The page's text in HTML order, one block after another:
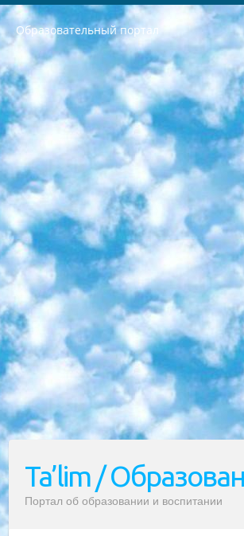
Образовательный портал
РЕСПУБЛИКА УЗБЕКИСТАН МИНИСТРЕРСТВО ДОШКОЛЬНОГО И ШКОЛЬНОГО ОБРАЗОВАНИЯ КОМАНДА в общеобразовательных учреждениях в 2023-2024 учебном году организация и проведение итоговой государственной аттестации обучающихся о Министра дошкольного и школьного образования Республики Узбекистан от 4 марта 2008 года (постановлением Минюста от 20 марта 2008 года № 1778 государственной регистрации) «Итоговое состояние учащихся общего среднего образования на основании положения об утверждении положения об аттестации общего среднего образования выпускной экзамен студентов в образовательных учреждениях в 2023-2024 учебном году В целях организации и прохождения аттестации приказываю: 1. Следующее: перечень предметов, по которым будет проводиться итоговая государственная аттестация и экзамен формы перевода согласно приложению 1; сертификаты международного образца, оценивающие уровень владения иностранными языками перечень согласно приложению 2; 2. Педагогический при специализированных образовательных учреждениях. научно-практический центр квалификации и международной оценки (Д.Давидова) 2024 г. До 25 марта: задания по предметам, по которым будет проводиться итоговая аттестация разработка и утверждение технических условий; итоговая аттестация на основании разработанного предметного задания разработка вопросов по предметам (устно и письменно), экзамен передача; общеобразовательные средние школы и специальные учебные заведения учащиеся выпускных классов школ и интернатов в агентской системе подготовка базы данных экзаменационных материалов и критериев оценки; перевод базы экзаменационных материалов на все языки обучения подать в Республиканский образовательный центр для изготовления; варианты экзаменов на основе разработанных контрольных материалов пусть будут поставлены задачи формирования. 3. Республиканский образовательный центр (Ш.Худайкулов) до 5 апреля 2024 года. до: база данных предоставленных экзаменационных материалов на все языки обучения перевод и экспертиза; для слепых, слабовидящих, глухих, слабослышащих и умственно отсталых детей учащиеся выпускных классов специализированных школ и школ-интернатов база данных экзаменационных материалов на всех преподаваемых языках подготовка критериев оценки; специализированные школы для умственно отсталых детей и технологии для учащихся выпускных классов школ-интернатов разработка соответствующих рекомендаций и критериев проведения ЕГЭ по естествознанию давать задания. 4. Педагогический при специализированных образовательных учреждениях. Научно-практический центр навыков и международной оценки (Д.Давидова), Республика образовательный центр (Худайкулов Ш.) итоговый государственный аттестационный экзамен ориентирован на творческое и логическое мышление при подготовке базы материалов учитывать введение заданий. 5. Следует отметить, что: сертификат государственного образца о знании общеобразовательного предмета и как минимум национальный уровень B1 по предметам на иностранных языках, указанным в Приложении 2. или международно признанный сертификат эквивалентного уровня студенты, изучающие определенный предмет, освобождаются от экзамена; по соответствующим предметам запланирована итоговая государственная аттестация за день до дня, путем жеребьевки Рабочей группой (в письменной форме по предметам, проводимым в форме) из числа сформированных вариантов выбрано 2 варианта; 2 выбранных варианта экзамена анонсированы на официальном сайте министерства и все выпускники по всей стране на основе этих вариантов проводит итоговую государственную аттестацию. 6. Государственное образование учащихся средних общеобразовательных учреждений. знания в соответствии с квалификационными требованиями, которые необходимо приобрести на основании стандартов итоговый (выпускной) контроль для 9 и 11 классов в целях тестирования Экзамены (далее – экзамены) состоят из предметов, перечисленных в приложении 1. будет сделано. 7. Экзамены пройдут с 26 мая по 15 июня 2024 г. (кроме науки физического воспитания). 8. Физическая для учащихся 9 классов общесредних образовательных учреждений. Экзамены по предмету «Образование, квалификация медицина» 1-6 мая 2024 года. сотрудники перевести под присмотр (с отклонениями в физическом или умственном развитии) специализированная школа для детей, школы-интернаты и со сколиозом школы-интернаты санаторного типа для больных детей исключены). 9. Он был слепым, слабовидящим и имел нарушения опорно-двигательного аппарата. экзамены в специализированных школах и интернатах для детей должны проводиться исходя из требований, предъявляемых к общеобразовательным учреждениям (физкультура кроме науки). 10. Специализированная школа для глухих и слабослышащих детей. и экзамены в интернатах и быть реализован в виде письменного теста по математике. 11. Специальность для умственно отсталых детей. Для 9 класса Родной язык и литературное письмо Государственный язык (язык обучения – узбекский). для неклассов) написано Математическое письмо Письменная/устная история Узбекистана Физическое воспитание практично Итоговый контроль Для 11 класса Написание родного языка и литературы (эссе) Математическое письмо Узбекский язык (обучение на узбекском языке) не посещающее общее среднее образование для учреждений)/Образовательное учреждение выбор письменный и устный Иностранный язык письменный/устный Письменная/устная история Узбекистана *По выбору студента:  Химия  Физика  Основы государственного права  География 10 бесплатных образовательных ресурсов - Мы составили подборку онлайн-проектов с интерактивными упражнениями, видеолекциями и статьями. Они помогут вам обрести новые и освежить старые знания бесплатно. 1. «ИНТУИТ» Старейшая образовательная площадка Рунета. Здесь вы найдёте сотни текстовых и видеокурсов на десятки различных тем — от программирования до психологии. Многие курсы подготовлены российскими университетами и крупными международными компаниями вроде Intel и Microsoft. Самостоятельное обучение бесплатное, но желающие могут оплатить услуги персональных наставников. 2. «Смартия» знакомит с актуальными профессиями и подсказывает, как им обучаться. Выбрав заинтересовавшую вас специальность — SMM-специалист, фотограф, веб-дизайнер или другую, — увидите список необходимых для неё умений. Чтобы вы могли освоить их самостоятельно, для каждого умения площадка отображает подборку ссылок на учебные материалы. Хотя «Смартия» ориентируется на русскоязычную аудиторию, часть контента всё же доступна только на английском. 3. «Лекторий Физтеха» Проект Московского физико-технического института (Физтеха). С его помощью вы можете смотреть онлайн серии лекций, записанные на видео в этом вузе. В числе доступных предметов — физика, биология, химия, информационные технологии и другие. К некоторым лекциям администрация ресурса прилагает готовые конспекты, которые можно скачивать в PDF-формате. 4. ITMOcourses Онлайн-площадка Санкт-Петербургского национального исследовательского университета информационных технологий, механики и оптики (ИТМО). Ресурс предоставляет свободный доступ к курсам, разработанным в этом вузе. Каталог материалов разбит на четыре категории: «Оптические системы и технологии», «Приборостроение и робототехника», «Информационные технологии» и «Биотехнологии». Курсы состоят из видеолекций, интерактивных демонстраций и заданий. 5. «КиберЛенинка» Электронная научная библиотека открытого доступа. Каталог площадки регулярно обрастает текстами статей из различных научных изданий. Сгруппированные по журналам и рубрикам публикации можно читать онлайн или скачивать целиком в PDF-формате. Проект нацелен на популяризацию науки за счёт открытого доступа к качественной информации. 6. «ПостНаука» На этом ресурсе публикуют подборки видеолекций, составленные экспертами из разных отраслей и объединённые общими темами. Среди них, к примеру, есть серии «Биоинформатика и геномика», «Культура средневековой Скандинавии» и Cinema Studies о теории кино. Каждая подборка лекций — логически связанная история, рассказанная экспертом от первого лица. Кроме того, на сайте появляются научно-образовательные статьи и тесты на разные темы. 7. «Newочём» Команда проекта «Newочём» отбирает самые интересные тексты из англоязычных СМИ и переводит те из них, за которые голосуют участники сообщества «ВКонтакте». По большей части это научно-популярные статьи. Редакторы придумывают лишь заголовки, в остальном содержание переводов соответствует оригиналам. Полные тексты можно читать прямо в социальной сети. 8. InternetUrok Онлайн-база материалов по основным дисциплинам школьной программы. Информация на сайте структурирована по классам,
Ta’lim /
Портал об образовании и воспитании